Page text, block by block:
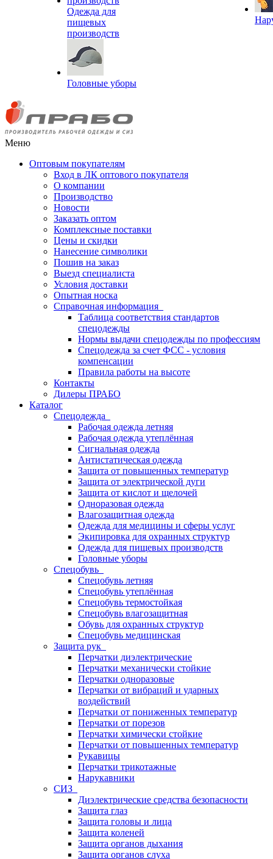
Одежда для
пищевых
производств
Головные уборы
Меню
Оптовым покупателям
Вход в ЛК оптового покупателя
О компании
Производство
Новости
Заказать оптом
Комплексные поставки
Цены и скидки
Нанесение символики
Пошив на заказ
Выезд специалиста
Условия доставки
Опытная носка
Справочная информация
Таблица соответствия стандартов
спецодежды
Нормы выдачи спецодежды по профессиям
Спецодежда за счет ФСС - условия
компенсации
Правила работы на высоте
Контакты
Дилеры ПРАБО
Каталог
Спецодежда
Рабочая одежда летняя
Рабочая одежда утеплённая
Сигнальная одежда
Антистатическая одежда
Защита от повышенных температур
Защита от электрической дуги
Защита от кислот и щелочей
Одноразовая одежда
Влагозащитная одежда
Одежда для медицины и сферы услуг
Экипировка для охранных структур
Одежда для пищевых производств
Головные уборы
Спецобувь
Спецобувь летняя
Спецобувь утеплённая
Спецобувь термостойкая
Спецобувь влагозащитная
Обувь для охранных структур
Спецобувь медицинская
Защита рук
Перчатки диэлектрические
Перчатки механически стойкие
Перчатки одноразовые
Перчатки от вибраций и ударных
воздействий
Перчатки от пониженных температур
Перчатки от порезов
Перчатки химически стойкие
Перчатки от повышенных температур
Рукавицы
Перчатки трикотажные
Нарукавники
СИЗ
Диэлектрические средства безопасности
Защита глаз
Защита головы и лица
Защита коленей
Защита органов дыхания
Защита органов слуха